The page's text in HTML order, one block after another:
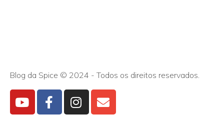
Blog da Spice © 2024 - Todos os direitos reservados.